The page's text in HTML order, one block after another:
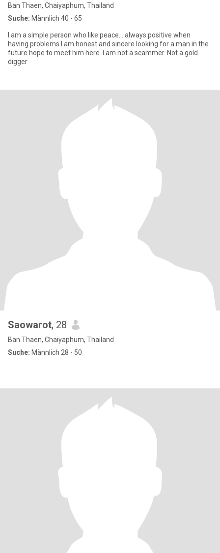
Ban Thaen, Chaiyaphum, Thailand
Suche: Männlich 40 - 65
I am a simple person who like peace... always positive when
having problems.I am honest and sincere looking for a man in the
future hope to meet him here. I am not a scammer. Not a gold
digger
Saowarot, 28
Ban Thaen, Chaiyaphum, Thailand
Suche: Männlich 28 - 50